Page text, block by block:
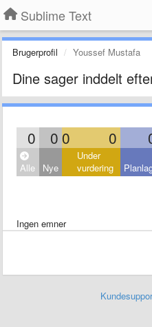
Sublime Text
Brugerprofil Youssef Mustafa
Dine sager inddelt
0 0 0 0
Alle Nye
Under
vurdering
Ingen emner